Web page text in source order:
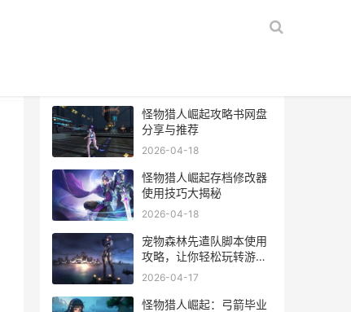
怪物猎人崛起攻略书网盘
分享与推荐
2026-04-18
怪物猎人崛起存档修改器
使用技巧大揭秘
2026-04-18
宠物森林先遣队脚本使用
攻略，让你轻松玩转游
戏！
2026-04-17
怪物猎人崛起：弓箭毕业